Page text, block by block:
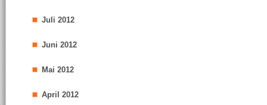
Juli 2012
Juni 2012
Mai 2012
April 2012